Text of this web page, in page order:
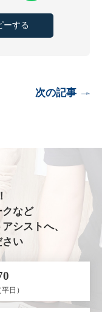
ーする
次の記事
など
シストへ、
い
日）